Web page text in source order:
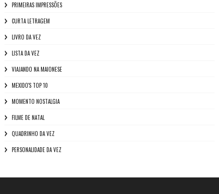
PRIMEIRAS IMPRESSÕES
CURTA LETRAGEM
LIVRO DA VEZ
LISTA DA VEZ
VIAJANDO NA MAIONESE
MEXIDO'S TOP 10
MOMENTO NOSTALGIA
FILME DE NATAL
QUADRINHO DA VEZ
PERSONALIDADE DA VEZ